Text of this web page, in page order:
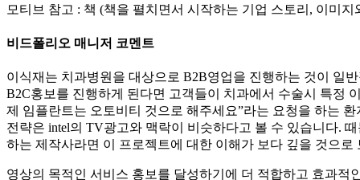
모티브 참고 : 책 (책을 펼치면서 시작하는 기업 스토리, 이미지
비드폴리오 매니저 코멘트
이식재는 치과병원을 대상으로 B2B영업을 진행하는 것이 일
B2C홍보를 진행하게 된다면 고객들이 치과에서 수술시 특정
제 임플란트는 오토비티 것으로 해주세요”라는 요청을 하는
전략은 intel의 TV광고와 맥락이 비슷하다고 볼 수 있습니다.
하는 제작사라면 이 프로젝트에 대한 이해가 보다 깊을 것으로
영상의 목적인 서비스 홍보를 달성하기에 더 적합하고 효과적